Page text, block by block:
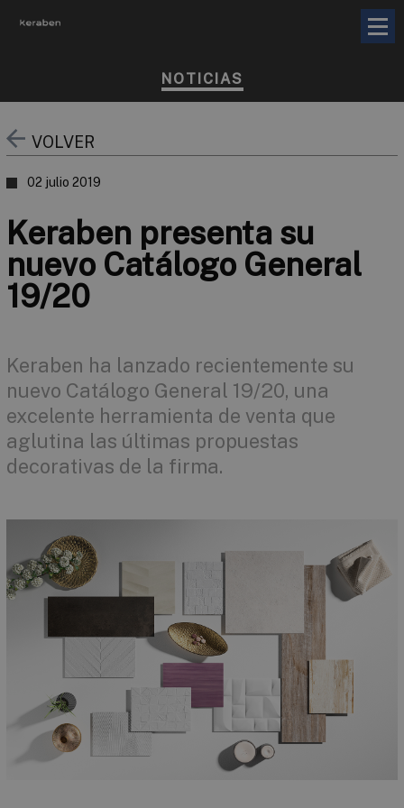
NOTICIAS
VOLVER
02 julio 2019
Keraben presenta su
nuevo Catálogo General
19/20
Keraben ha lanzado recientemente su
nuevo Catálogo General 19/20, una
excelente herramienta de venta que
aglutina las últimas propuestas
decorativas de la firma.